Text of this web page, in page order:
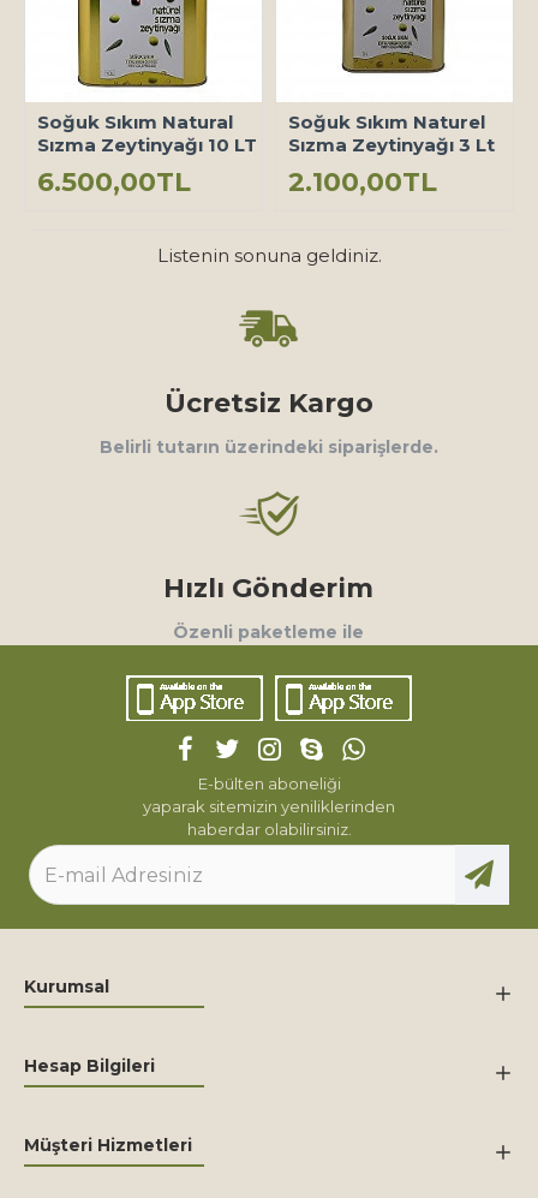
Soğuk Sıkım Natural
Sızma Zeytinyağı 10 LT
6.500,00TL
Soğuk Sıkım Naturel
Sızma Zeytinyağı 3 Lt
2.100,00TL
Listenin sonuna geldiniz.
Ücretsiz Kargo
Belirli tutarın üzerindeki siparişlerde.
Hızlı Gönderim
Özenli paketleme ile
E-bülten aboneliği
yaparak sitemizin yeniliklerinden
haberdar olabilirsiniz.
Kurumsal
Hesap Bilgileri
Müşteri Hizmetleri